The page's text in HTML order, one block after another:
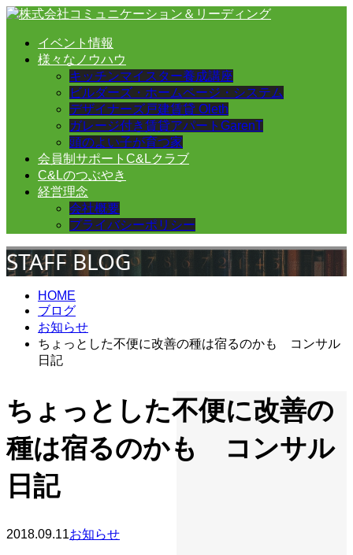
イベント情報
様々なノウハウ
キッチンマイスター養成講座
ビルダーズ・ホームページ・システム
デザイナーズ戸建賃貸 Oleth
ガレージ付き賃貸アパートGarenT
頭のよい子が育つ家
会員制サポートC&Lクラブ
C&Lのつぶやき
経営理念
会社概要
プライバシーポリシー
STAFF BLOG
HOME
ブログ
お知らせ
ちょっとした不便に改善の種は宿るのかも コンサル
日記
ちょっとした不便に改善の
種は宿るのかも コンサル
日記
2018.09.11お知らせ